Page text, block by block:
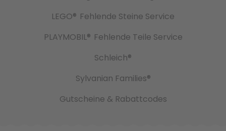
LEGO® Fehlende Steine Service
PLAYMOBIL® Fehlende Teile Service
Schleich®
Sylvanian Families®
Gutscheine & Rabattcodes